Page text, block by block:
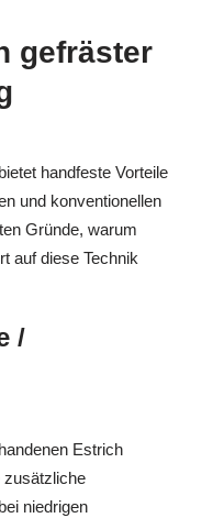
gefräster
handfeste Vorteile
und konventionellen
Gründe, warum
auf diese Technik
/
Estrich
zusätzliche
niedrigen